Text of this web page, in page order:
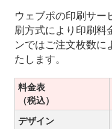
ウェブポの印刷サー
刷方式により印刷料
ンではご注文枚数に
たします。
料金表
（税込）
デザイン